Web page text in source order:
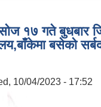
१७ गते बुधबार
बसेकाे
10/04/2023 - 17:52